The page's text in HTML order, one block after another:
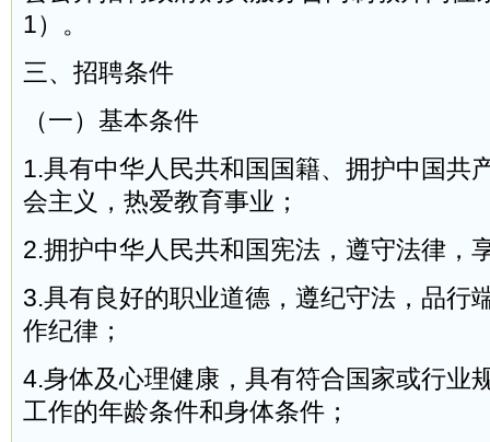
1）。
三、招聘条件
（一）基本条件
1.具有中华人民共和国国籍、拥护中国共
会主义，热爱教育事业；
2.拥护中华人民共和国宪法，遵守法律，
3.具有良好的职业道德，遵纪守法，品行
作纪律；
4.身体及心理健康，具有符合国家或行业
工作的年龄条件和身体条件；